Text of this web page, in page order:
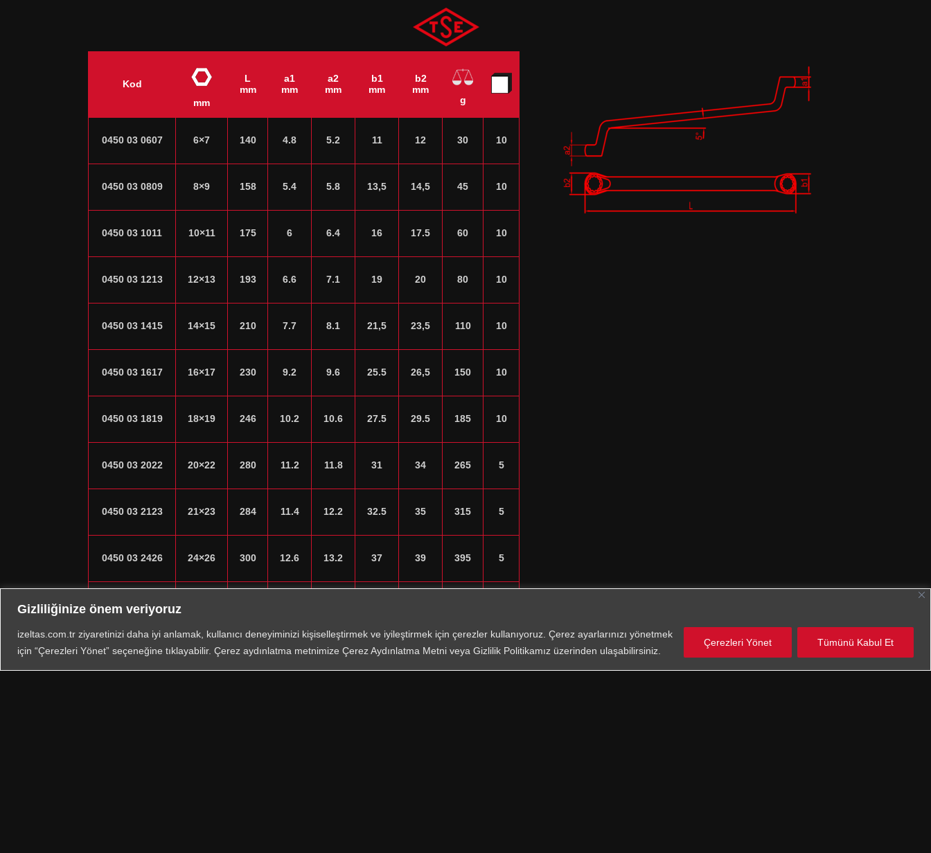
Gizliliğinize önem veriyoruz
izeltas.com.tr ziyaretinizi daha iyi anlamak, kullanıcı deneyiminizi kişiselleştirmek ve iyileştirmek için çerezler kullanıyoruz. Çerez ayarlarınızı yönetmek
için “Çerezleri Yönet” seçeneğine tıklayabilir. Çerez aydınlatma metnimize Çerez Aydınlatma Metni veya Gizlilik Politikamız üzerinden ulaşabilirsiniz.
Çerezleri Yönet Tümünü Kabul Et
Kod
mm
L
mm
a1
mm
a2
mm
b1
mm
b2
mm
g
0450 03 0607 6×7 140 4.8 5.2 11 12 30 10
0450 03 0809 8×9 158 5.4 5.8 13,5 14,5 45 10
0450 03 1011 10×11 175 6 6.4 16 17.5 60 10
0450 03 1213 12×13 193 6.6 7.1 19 20 80 10
0450 03 1415 14×15 210 7.7 8.1 21,5 23,5 110 10
0450 03 1617 16×17 230 9.2 9.6 25.5 26,5 150 10
0450 03 1819 18×19 246 10.2 10.6 27.5 29.5 185 10
0450 03 2022 20×22 280 11.2 11.8 31 34 265 5
0450 03 2123 21×23 284 11.4 12.2 32.5 35 315 5
0450 03 2426 24×26 300 12.6 13.2 37 39 395 5
0450 03 2528
0450 03 2732 27×32 329 14.8 15.2 41 49 565 5